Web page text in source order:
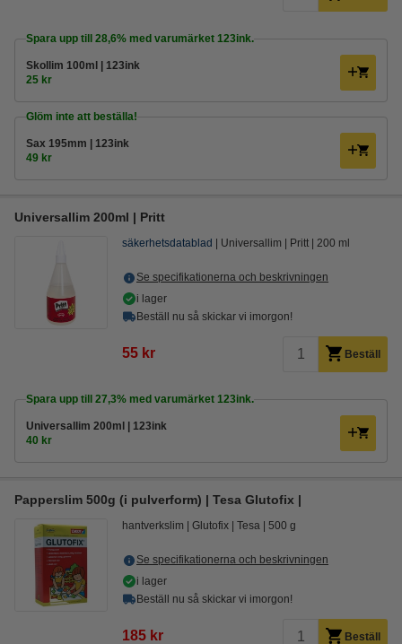
Spara upp till 28,6% med varumärket 123ink.
Skollim 100ml | 123ink
25 kr
Glöm inte att beställa!
Sax 195mm | 123ink
49 kr
Universallim 200ml | Pritt
säkerhetsdatablad Universallim Pritt 200 ml
Se specifikationerna och beskrivningen
i lager
Beställ nu så skickar vi imorgon!
55 kr Beställ
Spara upp till 27,3% med varumärket 123ink.
Universallim 200ml | 123ink
40 kr
Papperslim 500g (i pulverform) | Tesa Glutofix |
hantverkslim Glutofix Tesa 500 g
Se specifikationerna och beskrivningen
i lager
Beställ nu så skickar vi imorgon!
185 kr Beställ